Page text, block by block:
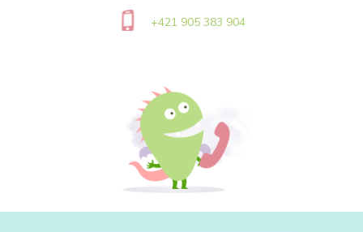
tenčí jehlu (např. velikost 70-80), na silné a
riflové látky silnější (90-110). Ostrý hrot
jehla vlákno neprotrhla, ale ho rozhrnula.
Jaký je rozdíl mezi kovovým a plastovým zipem?
Kovový zip je pevnější a odolnější, hodí se
na rifle, bundy a tašky, kde je namáhaný.
Plastový (spirálový nebo kostěný) zip je
+421 905 383 904